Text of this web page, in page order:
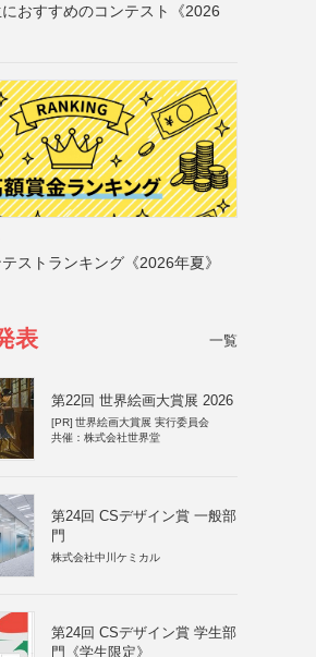
おすすめのコンテスト《2026
ストランキング《2026年夏》
表 一覧
第22回 世界絵画大賞展 2026
[PR] 世界絵画大賞展 実行委員会
共催：株式会社世界堂
第24回 CSデザイン賞 一般部
門
株式会社中川ケミカル
第24回 CSデザイン賞 学生部
門《学生限定》